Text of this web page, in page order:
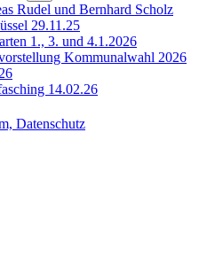
Rudel und Bernhard Scholz
29.11.25
1., 3. und 4.1.2026
Kommunalwahl 2026
14.02.26
Datenschutz